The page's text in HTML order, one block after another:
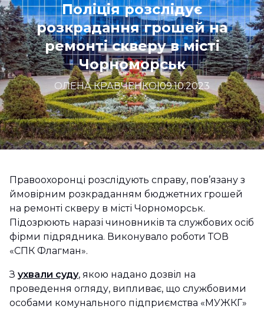
Поліція розслідує
розкрадання грошей на
ремонті скверу в місті
Чорноморськ
ОЛЕНА КРАВЧЕНКО|09.10.2023
Правоохоронці розслідують справу, пов’язану з
ймовірним розкраданням бюджетних грошей
на ремонті скверу в місті Чорноморськ.
Підозрюють наразі чиновників та службових осіб
фірми підрядника. Виконувало роботи ТОВ
«СПК Флагман».
З ухвали суду, якою надано дозвіл на
проведення огляду, випливає, що службовими
особами комунального підприємства «МУЖКГ»